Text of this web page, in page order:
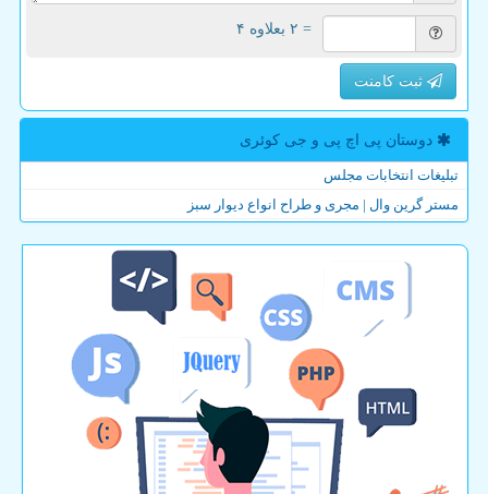
= ۲ بعلاوه ۴
ثبت کامنت
دوستان پی اچ پی و جی كوئری
تبلیغات انتخابات مجلس
مستر گرین وال | مجری و طراح انواع دیوار سبز